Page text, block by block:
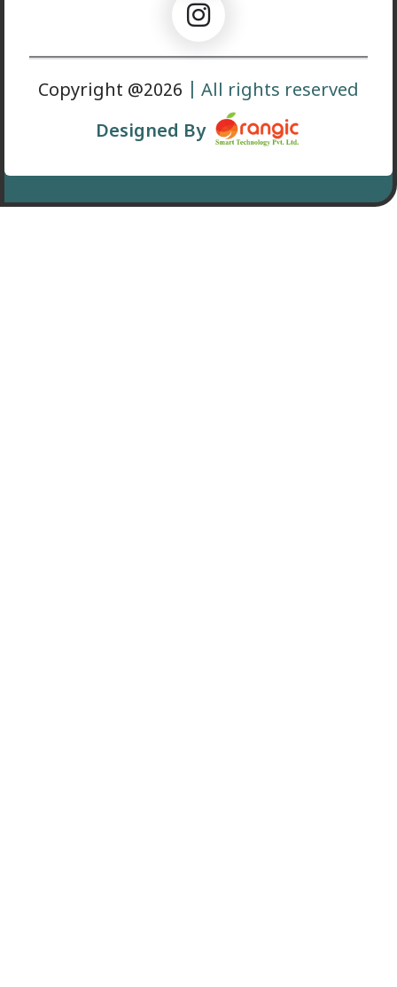
Copyright @2026 | All rights reserved
Designed By